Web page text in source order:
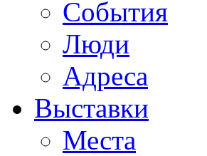
События
Люди
Адреса
Выставки
Места